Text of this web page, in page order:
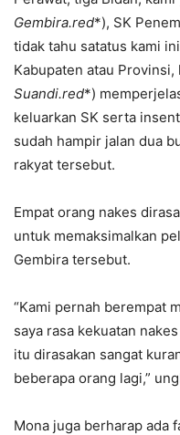
Gembira.red*), SK
tidak tahu satatus kami
Kabupaten atau Provinsi,
Suandi.red*)
keluarkan SK serta
sudah hampir jalan dua
rakyat tersebut.
Empat orang nakes
untuk memaksimalkan
Gembira tersebut.
“Kami pernah berempat
saya rasa kekuatan
itu dirasakan sangat
beberapa orang lagi,”
Mona juga berharap ada